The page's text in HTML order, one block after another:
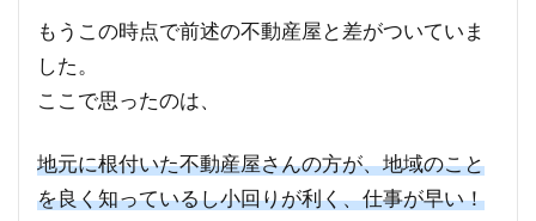
もうこの時点で前述の不動産屋と差がついていま
した。
ここで思ったのは、
地元に根付いた不動産屋さんの方が、地域のこと
を良く知っているし小回りが利く、仕事が早い！